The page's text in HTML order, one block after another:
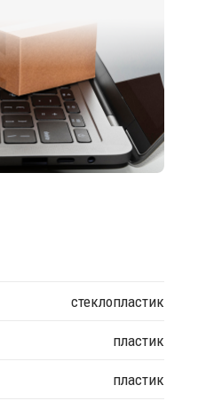
стеклопластик
пластик
пластик